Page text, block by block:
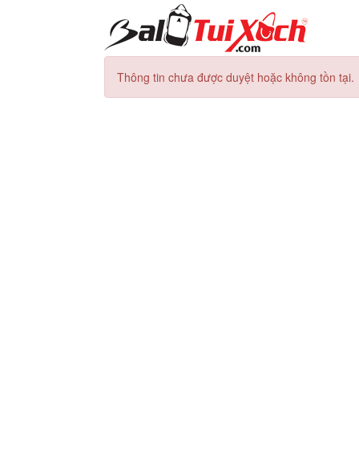
Thông tin chưa được duyệt hoặc không tồn tại.